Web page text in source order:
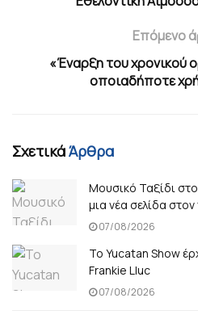
Επόμενο
«Έναρξη του χρονικού
οποιαδήποτε
ΣχετικάΆρθρα
Μουσικό Ταξίδι
μια νέα σελίδα στον
07/08/2026
Το Yucatan Show
Frankie Lluc
07/08/2026